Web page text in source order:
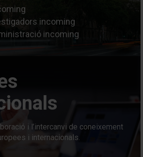
incoming
incoming
i l’intercanvi de coneixement
i internacionals.